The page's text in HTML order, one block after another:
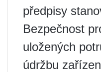
předpisy
Bezpečnost
uložených
údržbu